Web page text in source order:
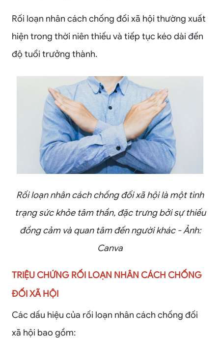
Rối loạn nhân cách chống đối xã hội thường xuất
hiện trong thời niên thiếu và tiếp tục kéo dài đến
độ tuổi trưởng thành.
Rối loạn nhân cách chống đối xã hội là một tình
trạng sức khỏe tâm thần, đặc trưng bởi sự thiếu
đồng cảm và quan tâm đến người khác - Ảnh:
Canva
TRIỆU CHỨNG RỐI LOẠN NHÂN CÁCH CHỐNG
ĐỐI XÃ HỘI
Các dấu hiệu của rối loạn nhân cách chống đối
xã hội bao gồm: